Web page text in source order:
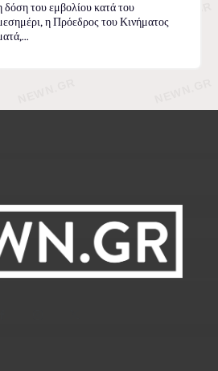
του εμβολίου κατά του
η Πρόεδρος του Κινήματος